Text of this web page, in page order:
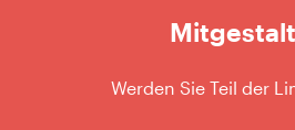
Werden Sie Teil der